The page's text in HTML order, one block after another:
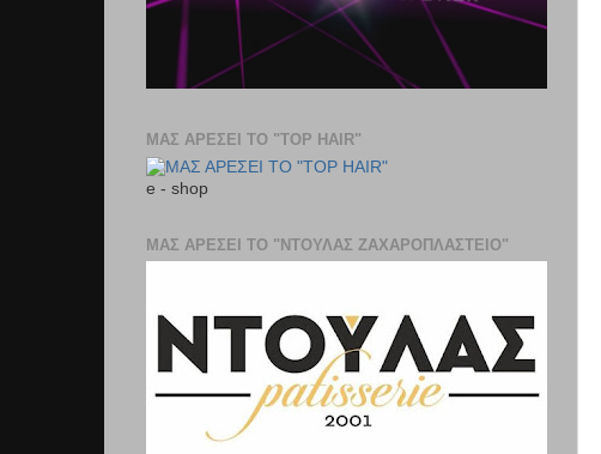
ΜΑΣ ΑΡΕΣΕΙ ΤΟ "TOP HAIR"
e - shop
ΜΑΣ ΑΡΕΣΕΙ ΤΟ "ΝΤΟΥΛΑΣ ΖΑΧΑΡΟΠΛΑΣΤΕΊΟ"